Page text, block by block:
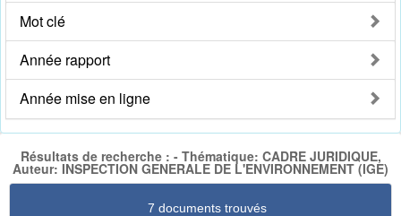
Mot clé
Année rapport
Année mise en ligne
Résultats de recherche : - Thématique: CADRE JURIDIQUE,
Auteur: INSPECTION GENERALE DE L'ENVIRONNEMENT (IGE)
7 documents trouvés